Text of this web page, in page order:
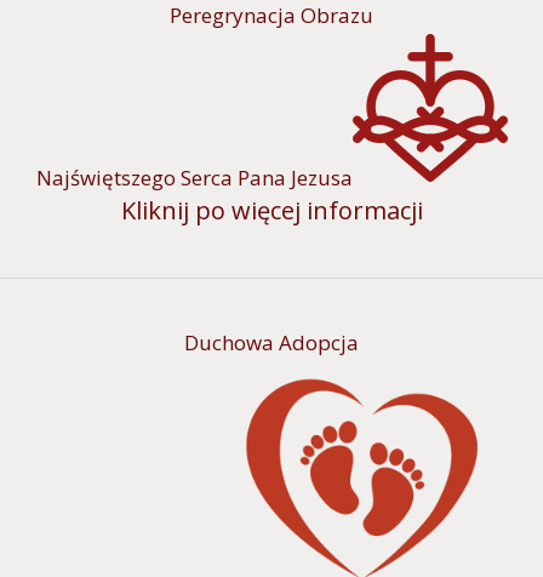
Peregrynacja Obrazu
Najświętszego Serca Pana Jezusa
Kliknij po więcej informacji
Duchowa Adopcja